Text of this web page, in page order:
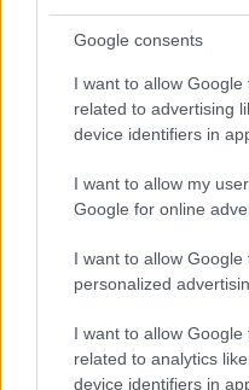
Google consents
I want to allow
related to advertising
device identifiers in
I want to allow my
Google for online
I want to allow Google
personalized
I want to allow
related to analytics
device identifiers in
Meccs Center
Paris Saint-
Manchester